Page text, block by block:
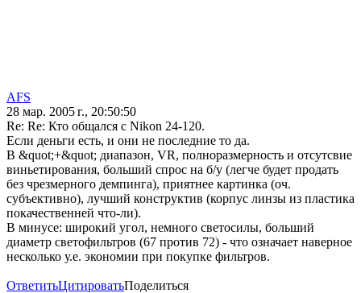
AFS
28 мар. 2005 г., 20:50:50
Re: Re: Кто общался с Nikon 24-120.
Если деньги есть, и они не последние то да.
В &quot;+&quot; диапазон, VR, полноразмерность и отсутсвие
виньетирования, больший спрос на б/у (легче будет продать
без чрезмерного демпинга), приятнее картинка (оч.
субъективно), лучший конструктив (корпус линзы из пластика
покачественней что-ли).
В минусе: широкий угол, немного светосилы, больший
диаметр светофильтров (67 против 72) - что означает наверное
несколько у.е. экономии при покупке фильтров.
ОтветитьЦитироватьПоделиться